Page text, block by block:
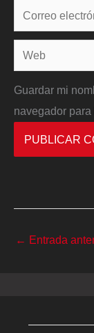
Correo
electrónico*
Web
Guardar mi
navegador
← Entrada